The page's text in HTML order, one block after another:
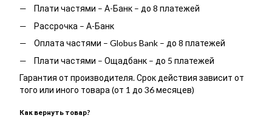
Плати частями – А-Банк – до 8 платежей
Рассрочка – А-Банк
Оплата частями – Globus Bank – до 8 платежей
Плати частями – Ощадбанк – до 5 платежей
Гарантия от производителя. Срок действия зависит от
того или иного товара (от 1 до 36 месяцев)
Как вернуть товар?